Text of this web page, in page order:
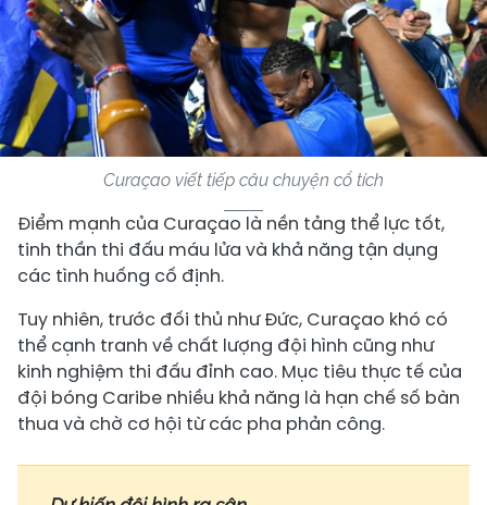
Curaçao viết tiếp câu chuyện cổ tích
Điểm mạnh của Curaçao là nền tảng thể lực tốt,
tinh thần thi đấu máu lửa và khả năng tận dụng
các tình huống cố định.
Tuy nhiên, trước đối thủ như Đức, Curaçao khó có
thể cạnh tranh về chất lượng đội hình cũng như
kinh nghiệm thi đấu đỉnh cao. Mục tiêu thực tế của
đội bóng Caribe nhiều khả năng là hạn chế số bàn
thua và chờ cơ hội từ các pha phản công.